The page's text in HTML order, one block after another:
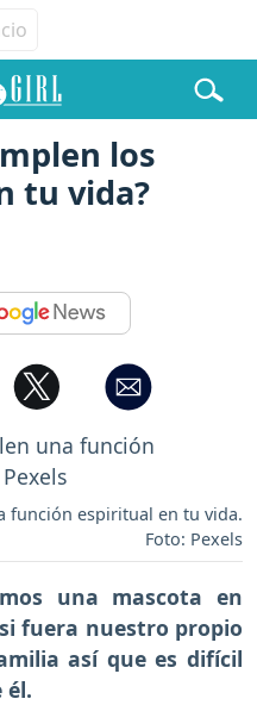
los
tu vida?
función espiritual en tu vida.
Foto: Pexels
una mascota en
fuera nuestro propio
así que es difícil
él.